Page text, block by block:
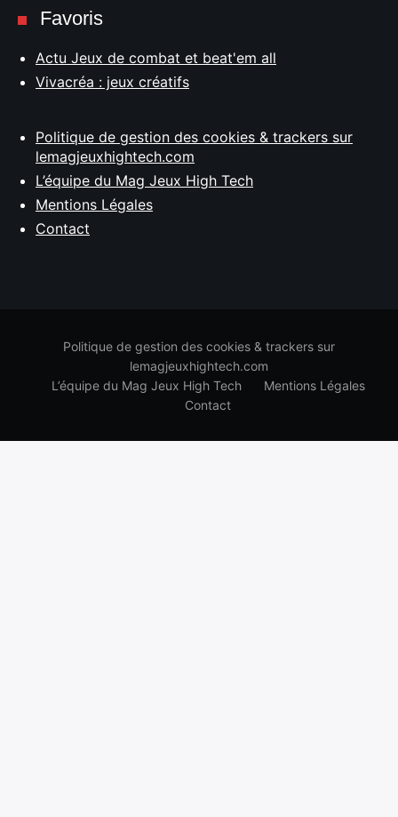
Favoris
Actu Jeux de combat et beat'em all
Vivacréa : jeux créatifs
Politique de gestion des cookies & trackers sur
lemagjeuxhightech.com
L’équipe du Mag Jeux High Tech
Mentions Légales
Contact
Politique de gestion des cookies & trackers sur
lemagjeuxhightech.com
L’équipe du Mag Jeux High Tech
Mentions Légales
Contact